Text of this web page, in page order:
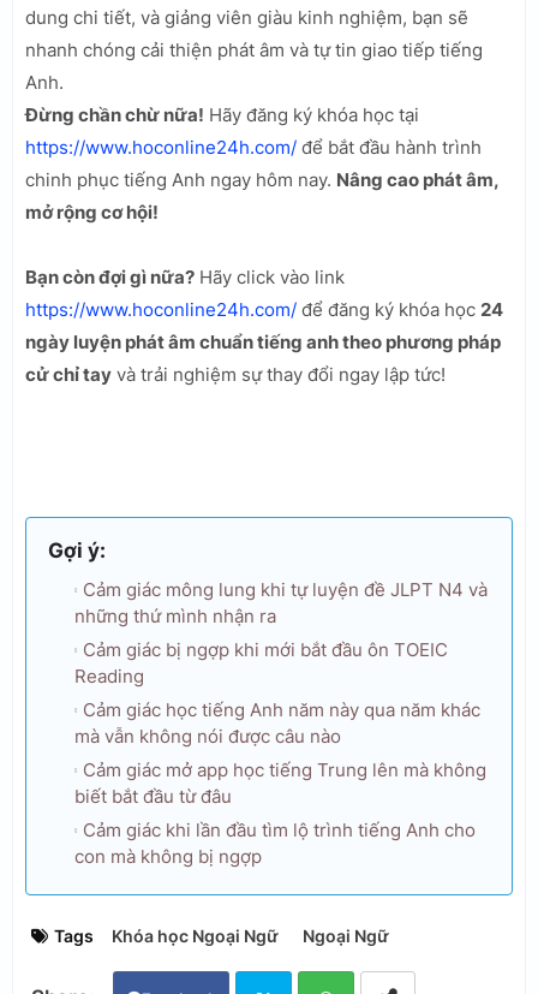
dung chi tiết, và giảng viên giàu kinh nghiệm, bạn sẽ
nhanh chóng cải thiện phát âm và tự tin giao tiếp tiếng
Anh.
Đừng chần chừ nữa! Hãy đăng ký khóa học tại
https://www.hoconline24h.com/ để bắt đầu hành trình
chinh phục tiếng Anh ngay hôm nay. Nâng cao phát âm,
mở rộng cơ hội!
Bạn còn đợi gì nữa? Hãy click vào link
https://www.hoconline24h.com/ để đăng ký khóa học 24
ngày luyện phát âm chuẩn tiếng anh theo phương pháp
cử chỉ tay và trải nghiệm sự thay đổi ngay lập tức!
Gợi ý:
Cảm giác mông lung khi tự luyện đề JLPT N4 và
những thứ mình nhận ra
Cảm giác bị ngợp khi mới bắt đầu ôn TOEIC
Reading
Cảm giác học tiếng Anh năm này qua năm khác
mà vẫn không nói được câu nào
Cảm giác mở app học tiếng Trung lên mà không
biết bắt đầu từ đâu
Cảm giác khi lần đầu tìm lộ trình tiếng Anh cho
con mà không bị ngợp
Tags Khóa học Ngoại Ngữ Ngoại Ngữ